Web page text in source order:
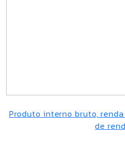
Produto interno bruto,
de